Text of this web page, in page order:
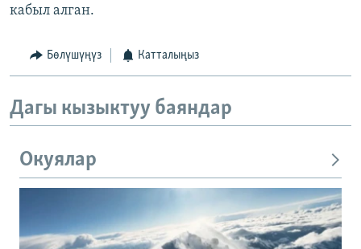
кабыл алган.
Бөлүшүңүз Катталыңыз
Дагы кызыктуу баяндар
Окуялар